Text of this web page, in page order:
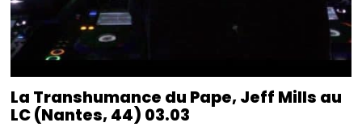
La Transhumance du Pape, Jeff Mills au
LC (Nantes, 44) 03.03